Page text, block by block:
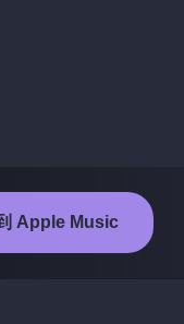
Apple Music